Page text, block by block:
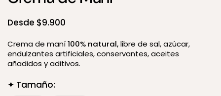
Precio:
Desde $9.900
Crema de maní100% natural,libre de sal, azúcar,
endulzantes artificiales, conservantes, aceites
añadidos y aditivos.
✦ Tamaño: